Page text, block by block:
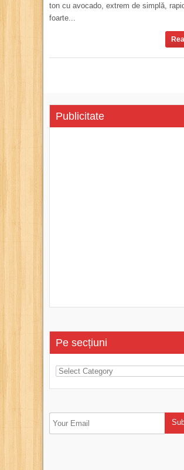
ton cu avocado, extrem de simplă,
foarte...
Publicitate
Pe secțiuni